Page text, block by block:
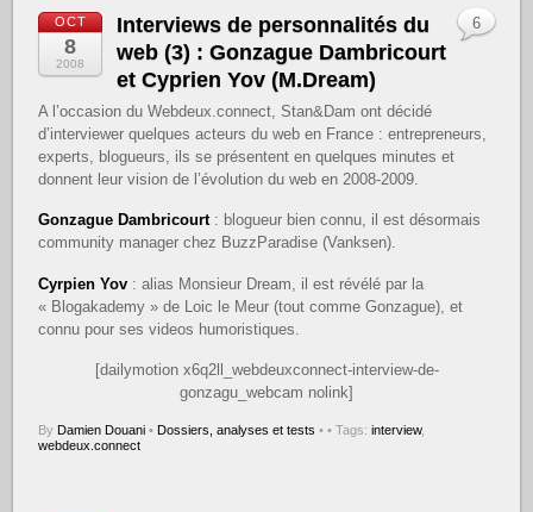
OCT
8
2008
Interviews de personnalités du
web (3) : Gonzague Dambricourt
et Cyprien Yov (M.Dream)
A l’occasion du Webdeux.connect, Stan&Dam ont décidé
d’interviewer quelques acteurs du web en France : entrepreneurs,
experts, blogueurs, ils se présentent en quelques minutes et
donnent leur vision de l’évolution du web en 2008-2009.
Gonzague Dambricourt: blogueur bien connu, il est désormais
community manager chez BuzzParadise (Vanksen).
Cyrpien Yov : alias Monsieur Dream, il est révélé par la
« Blogakademy » de Loic le Meur (tout comme Gonzague), et
connu pour ses videos humoristiques.
[dailymotion x6q2ll_webdeuxconnect-interview-de-
gonzagu_webcam nolink]
By Damien Douani • Dossiers, analyses et tests •
6
• Tags:interview,
webdeux.connect